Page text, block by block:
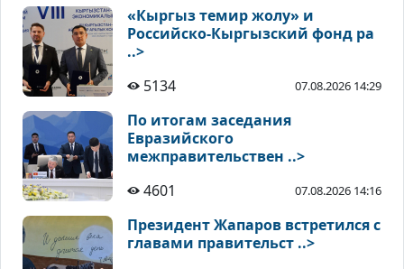
«Кыргыз темир жолу» и
Российско-Кыргызский фонд ра
..>
5134
07.08.2026 14:29
По итогам заседания
Евразийского
межправительствен ..>
4601
07.08.2026 14:16
Президент Жапаров встретился с
главами правительст ..>